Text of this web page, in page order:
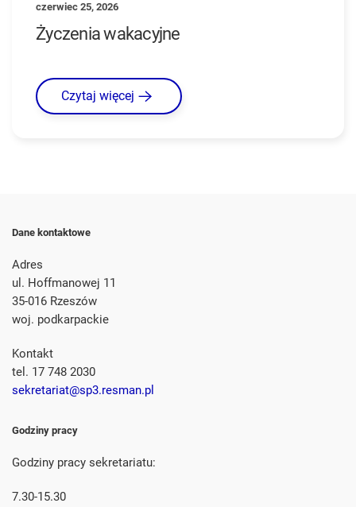
czerwiec 25, 2026
Życzenia wakacyjne
Czytaj więcej
Dane kontaktowe
Adres
ul. Hoffmanowej 11
35-016 Rzeszów
woj. podkarpackie
Kontakt
tel. 17 748 2030
sekretariat@sp3.resman.pl
Godziny pracy
Godziny pracy sekretariatu:
7.30-15.30